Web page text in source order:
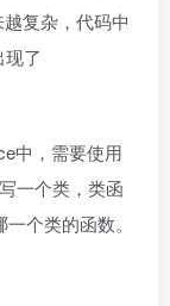
复杂，代码中
了
中，需要使用
一个类，类函
个类的函数。